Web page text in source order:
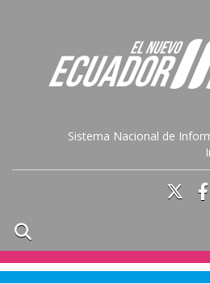
Sistema Nacional de